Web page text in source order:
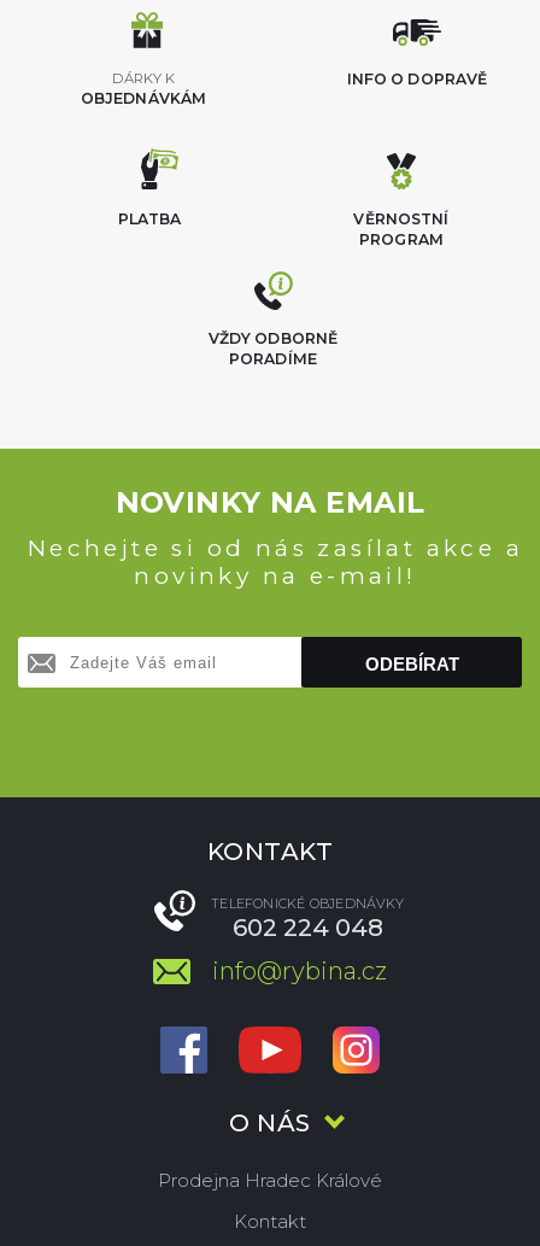
DÁRKY K
OBJEDNÁVKÁM
INFO O DOPRAVĚ
VĚRNOSTNÍ
PROGRAM
PLATBA
VŽDY ODBORNĚ
PORADÍME
NOVINKY NA EMAIL
Nechejte si od nás zasílat akce a
novinky na e-mail!
ODEBÍRAT
O NÁS
Prodejna Hradec Králové
Kontakt
KONTAKT
TELEFONICKÉ OBJEDNÁVKY
602 224 048
info@rybina.cz